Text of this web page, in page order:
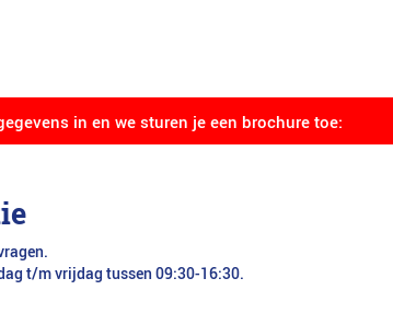
in en we sturen je een brochure toe:
t/m vrijdag tussen 09:30-16:30.